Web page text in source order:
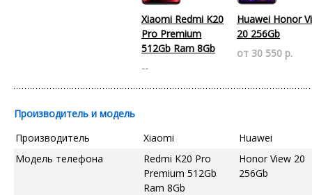
Xiaomi Redmi K20
Pro Premium
512Gb Ram 8Gb
--
Huawei Honor
20 256Gb
от 30 550 р.
Производитель и модель
Производитель
Xiaomi
Huawei
Модель телефона
Redmi K20 Pro
Premium 512Gb
Ram 8Gb
Honor View 20
256Gb